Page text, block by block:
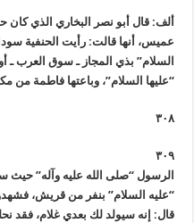
عميس، أنها قالت: رأيت الحنفية
السلام” بذي المجاز ـ سوق العرب ـ
“عليها السلام”، وباعتها فاطمة من
٣٠٨
٣٠٩
الرسول “صلى الله عليه وآله”
“عليه السلام” بنفر من قريش،
قال: إنه سيولد لك بعدي غلام، فقد